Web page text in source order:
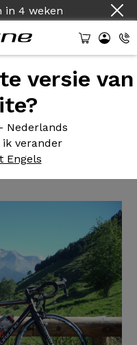
in 4 weken
versie van
Nederlands
ik verander
Engels
105 - Mavic
105 - Mavic